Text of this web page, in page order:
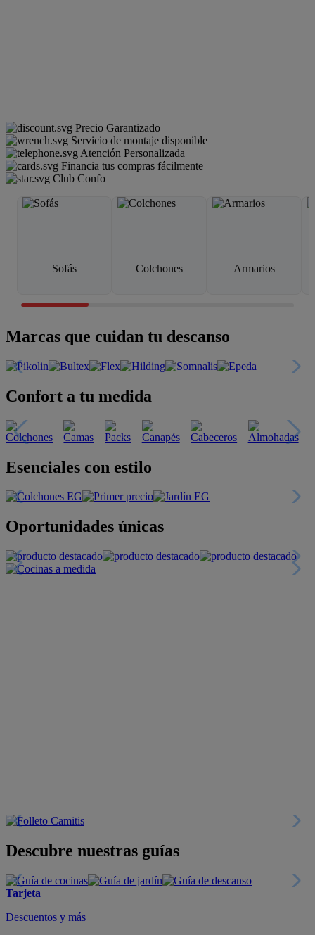
Precio Garantizado
Servicio de montaje disponible
Atención Personalizada
Financia tus compras fácilmente
Club Confo
Sofás Colchones Armarios
Marcas que cuidan tu descanso
Confort a tu medida
Esenciales con estilo
Oportunidades únicas
Descubre nuestras guías
Tarjeta
Descuentos y más